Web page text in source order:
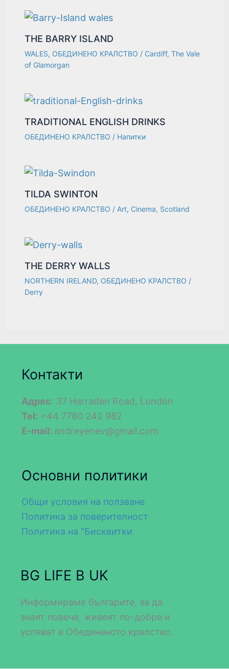
THE BARRY ISLAND
WALES, ОБЕДИНЕНО КРАЛСТВО / Cardiff,The Vale
of Glamorgan
TRADITIONAL ENGLISH DRINKS
ОБЕДИНЕНО КРАЛСТВО / Напитки
TILDA SWINTON
ОБЕДИНЕНО КРАЛСТВО / Art, Cinema, Scotland
THE DERRY WALLS
NORTHERN IRELAND, ОБЕДИНЕНО КРАЛСТВО /
Derry
Контакти
Адрес: 37 Harraden Road, London
Tel: +44 7780 242 982
E-mail: andreyenev@gmail.com
Основни политики
Общи условия на ползване
Политика за поверителност
Политика на "Бисквитки
BG LIFE В UK
Информираме българите, за да
знаят повече, живеят по-добре и
успяват в Обединеното кралство.